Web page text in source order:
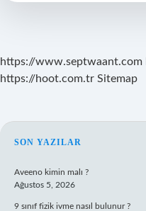
Vermiyor
https://www.septwaant.com
https://hoot.com.tr Sitemap
SIDEBAR
SON YAZILAR
Aveeno kimin malı ?
Ağustos 5, 2026
9 sınıf fizik ivme nasıl bulunur ?